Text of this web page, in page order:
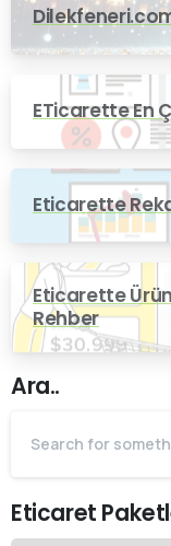
ETicarette En
Eticarette
Eticarette
Rehber
Ara..
Eticaret